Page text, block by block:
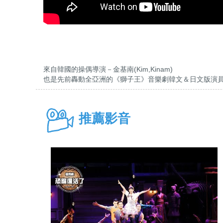
來自韓國的操偶導演－金基南(Kim,Kinam)
也是先前轟動全亞洲的《獅子王》音樂劇韓文＆日文版演
推薦影音